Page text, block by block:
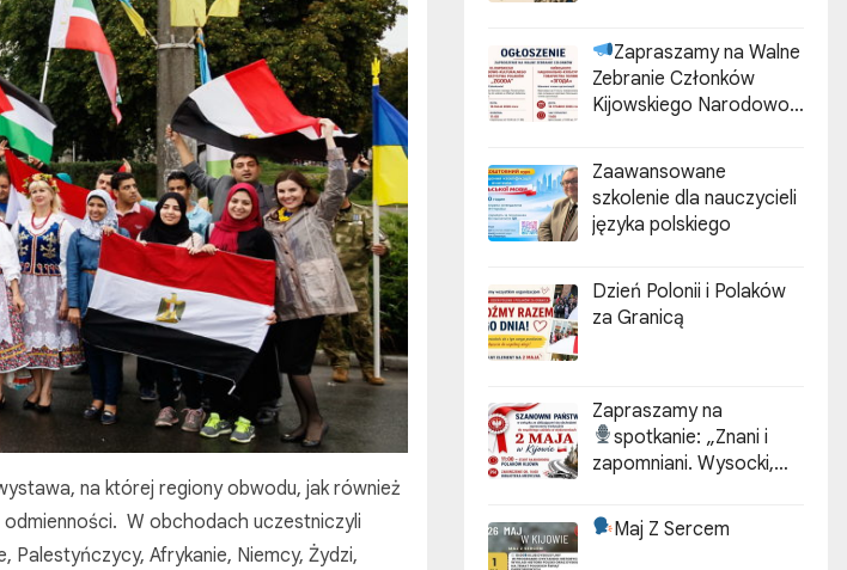
na której regiony obwodu, jak również
W obchodach uczestniczyli
Afrykanie, Niemcy, Żydzi,
Zapraszamy na Walne
Zebranie Członków
Kijowskiego Narodowo-
Stowarzyszenia Polaków
„ZGODA”
Zaawansowane
szkolenie dla nauczycieli
języka polskiego
Dzień Polonii i Polaków
za Granicą
Zapraszamy na
spotkanie: „Znani i
zapomniani. Wysocki,
historii Kijowa”
Maj Z Sercem